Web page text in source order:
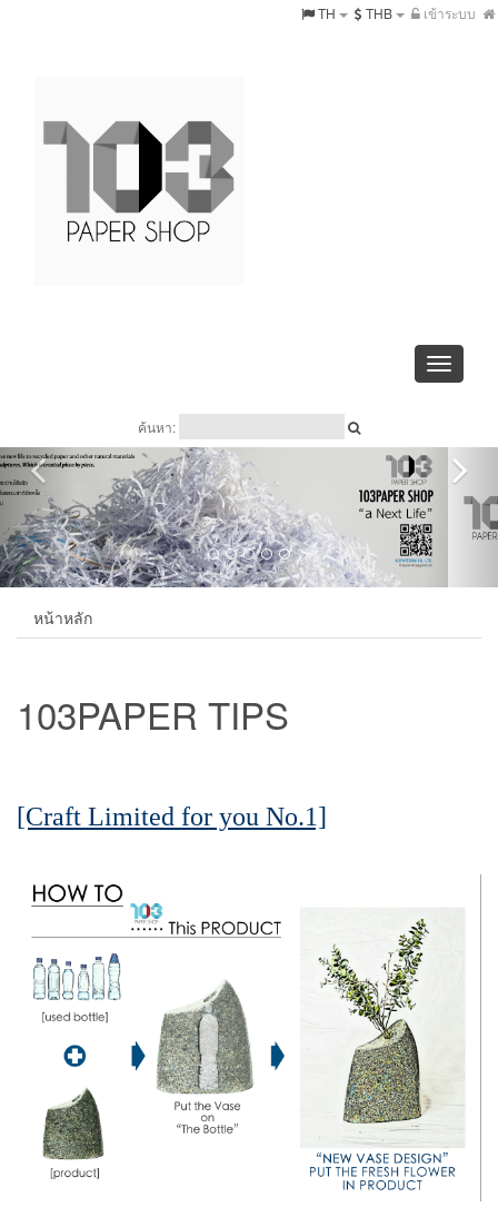
เข้าระบบ
THB
TH
Toggle
ค้นหา:
หน้าหลัก
103PAPER TIPS
[Craft Limited for you No.1]